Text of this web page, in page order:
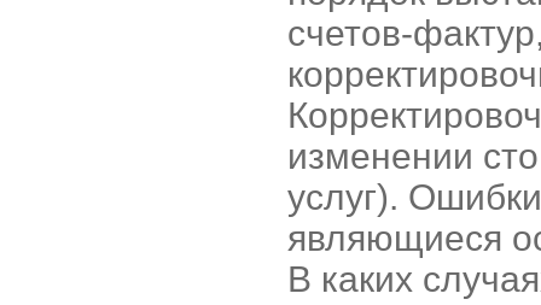
счетов-
изменении
услуг).
являющиеся
В каких